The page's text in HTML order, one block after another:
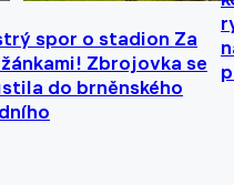
spor o stadion Za
Zbrojovka se
do brněnského